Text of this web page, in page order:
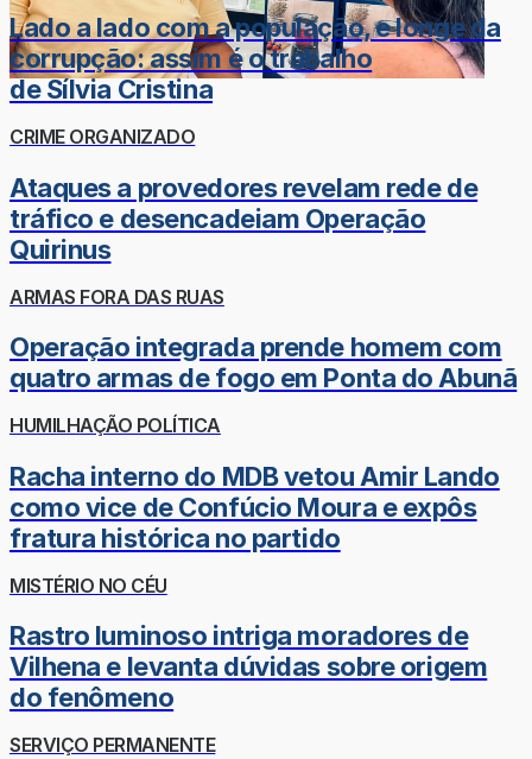
Lado a lado com a população, e longe da
corrupção: assim é o trabalho
de Sílvia Cristina
CRIME ORGANIZADO
Ataques a provedores revelam rede de
tráfico e desencadeiam Operação
Quirinus
ARMAS FORA DAS RUAS
Operação integrada prende homem com
quatro armas de fogo em Ponta do Abunã
HUMILHAÇÃO POLÍTICA
Racha interno do MDB vetou Amir Lando
como vice de Confúcio Moura e expôs
fratura histórica no partido
MISTÉRIO NO CÉU
Rastro luminoso intriga moradores de
Vilhena e levanta dúvidas sobre origem
do fenômeno
SERVIÇO PERMANENTE